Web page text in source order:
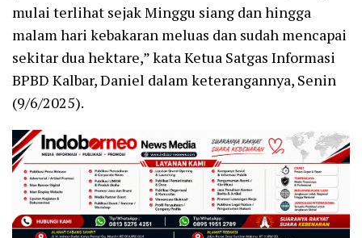
mulai terlihat sejak Minggu siang dan hingga
malam hari kebakaran meluas dan sudah mencapai
sekitar dua hektare,” kata Ketua Satgas Informasi
BPBD Kalbar, Daniel dalam keterangannya, Senin
(9/6/2025).